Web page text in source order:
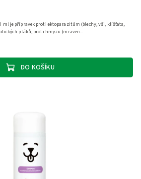
DO KOŠÍKU
ml je přípravek proti ektoparazitům (blechy, vši, klíšťata,
ptáků; proti hmyzu (mraven...